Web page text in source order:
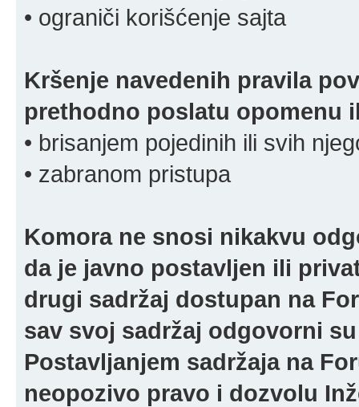
• ograniči korišćenje sajta
Kršenje navedenih pravila
prethodno poslatu opomenu
• brisanjem pojedinih ili svih
• zabranom pristupa
Komora ne snosi nikakvu
da je javno postavljen ili
drugi sadržaj dostupan na
sav svoj sadržaj odgovorni
Postavljanjem sadržaja na
neopozivo pravo i dozvolu